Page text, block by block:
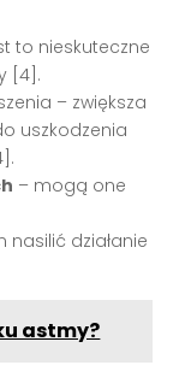
to nieskuteczne
[4].
– zwiększa
uszkodzenia
– mogą one
nasilić działanie
astmy?